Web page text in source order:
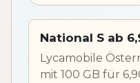
National S ab
Lycamobile
mit 100 GB für